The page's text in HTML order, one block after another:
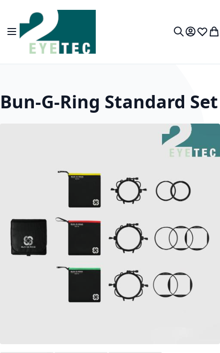
Zum Inhalt springen
Navigation umschalten Mein
Bun-G-Ring Standard Set